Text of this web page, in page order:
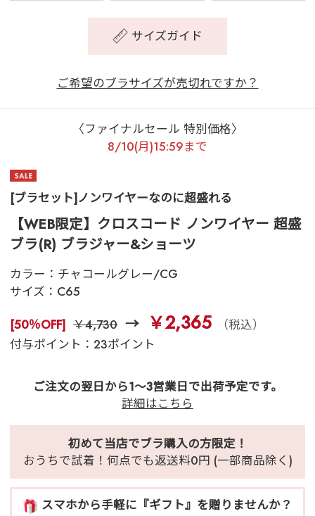
サイズガイド
ご希望のブラサイズが売切れですか？
〈ファイナルセール 特別価格〉
8/10(月)15:59まで
[ブラセット]ノンワイヤーなのに超盛れる
【WEB限定】クロスコード ノンワイヤー 超盛
ブラ(R) ブラジャー&ショーツ
カラー： チャコールグレー/CG
サイズ： C65
[50％OFF] ￥4,730 ￥2,365
（税込）
付与ポイント：23ポイント
ご注文の翌日から1～3営業日で出荷予定です。
詳細はこちら
初めて当店でブラ購入の方限定！
おうちで試着！何点でも返送料0円 (一部商品除く)
スマホから手軽に『ギフト』を贈りませんか？